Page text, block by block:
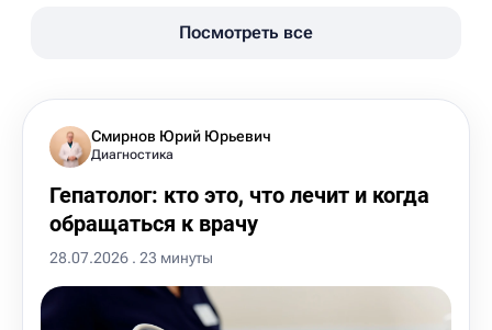
Посмотреть все
Смирнов Юрий Юрьевич
Диагностика
Гепатолог: кто это, что лечит и когда
обращаться к врачу
28.07.2026 . 23 минуты